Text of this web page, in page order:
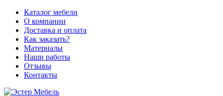
Каталог мебели
О компании
Доставка и оплата
Как заказать?
Материалы
Наши работы
Отзывы
Контакты